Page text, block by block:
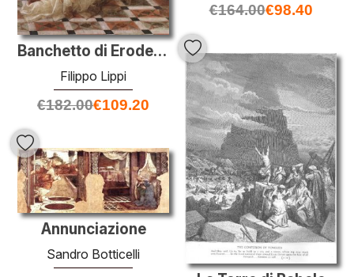
€164.00€98.40
Banchetto di Erode: Danza di Salomè (particolare)
Filippo Lippi
€182.00€109.20
Annunciazione
Sandro Botticelli